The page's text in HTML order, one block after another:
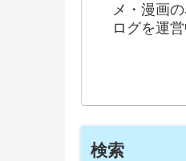
メ・漫画
ログを運営
検索